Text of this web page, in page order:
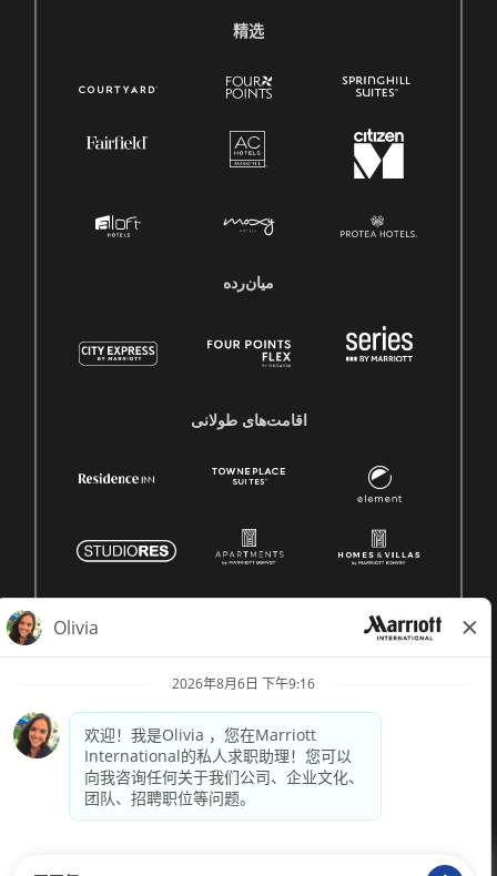
精选
میان‌رده
اقامت‌های طولانی
专有信息